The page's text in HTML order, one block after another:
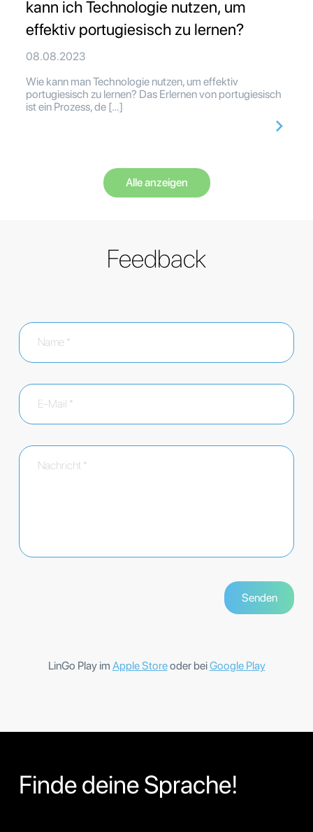
kann ich Technologie nutzen, um
effektiv portugiesisch zu lernen?
08.08.2023
Wie kann man Technologie nutzen, um effektiv
portugiesisch zu lernen? Das Erlernen von portugiesisch
ist ein Prozess, de […]
Alle anzeigen
Feedback
LinGo Play im Apple Storeoder beiGoogle Play
Finde deine Sprache!